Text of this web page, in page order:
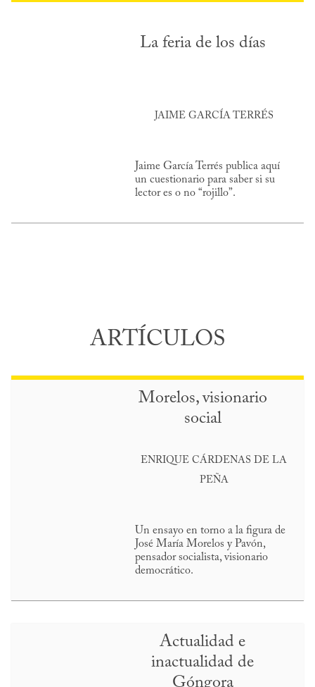
La feria de los días
JAIME GARCÍA TERRÉS
Jaime García Terrés publica aquí
un cuestionario para saber si su
lector es o no “rojillo”.
ARTÍCULOS
Morelos, visionario
social
ENRIQUE CÁRDENAS DE LA
PEÑA
Un ensayo en torno a la figura de
José María Morelos y Pavón,
pensador socialista, visionario
democrático.
Actualidad e
inactualidad de
Góngora